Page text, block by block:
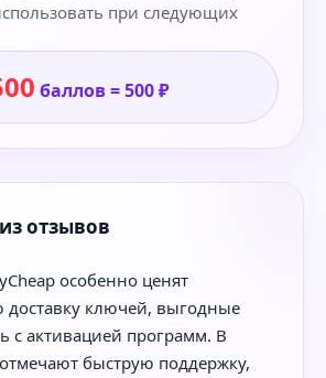
при следующих
баллов = 500 ₽
отзывов
особенно ценят
ключей, выгодные
активацией программ. В
быструю поддержку,